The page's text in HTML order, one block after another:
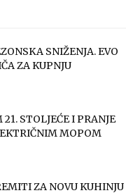
SNIŽENJA. EVO
ZA KUPNJU
STOLJEĆE I PRANJE
MOPOM
ZA NOVU KUHINJU